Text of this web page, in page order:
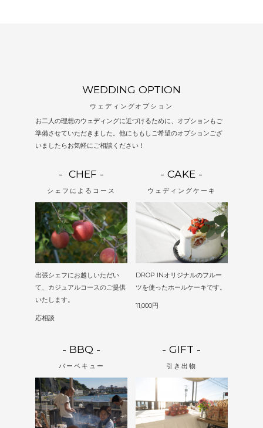
WEDDING OPTION
ウェディングオプション
お二人の理想のウェディングに近づけるために、オプションもご
準備させていただきました。他にももしご希望のオプションござ
いましたらお気軽にご相談ください！
- CHEF -
シェフによるコース
出張シェフにお越しいただい
て、カジュアルコースのご提供
いたします。
応相談
- CAKE -
ウェディングケーキ
DROP INオリジナルのフルー
ツを使ったホールケーキです。
11,000円
- BBQ -
バーベキュー
- GIFT -
引き出物